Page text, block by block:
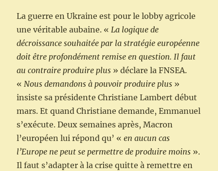
La guerre en Ukraine est pour le lobby agricole
une véritable aubaine. « La logique de
décroissance souhaitée par la stratégie européenne
doit être profondément remise en question. Il faut
au contraire produire plus » déclare la FNSEA.
«Nous demandons à pouvoir produire plus »
insiste sa présidente Christiane Lambert début
mars. Et quand Christiane demande, Emmanuel
s’exécute. Deux semaines après, Macron
l’européen lui répond qu’ «en aucun cas
l’Europe ne peut se permettre de produire moins ».
Il faut s’adapter à la crise quitte à remettre en